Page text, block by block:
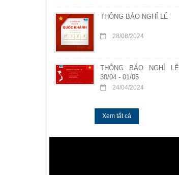
THÔNG BÁO NGHỈ LỄ
28/08/2024
THÔNG BÁO NGHỈ LỄ
30/04 - 01/05
24/04/2024
Xem tất cả